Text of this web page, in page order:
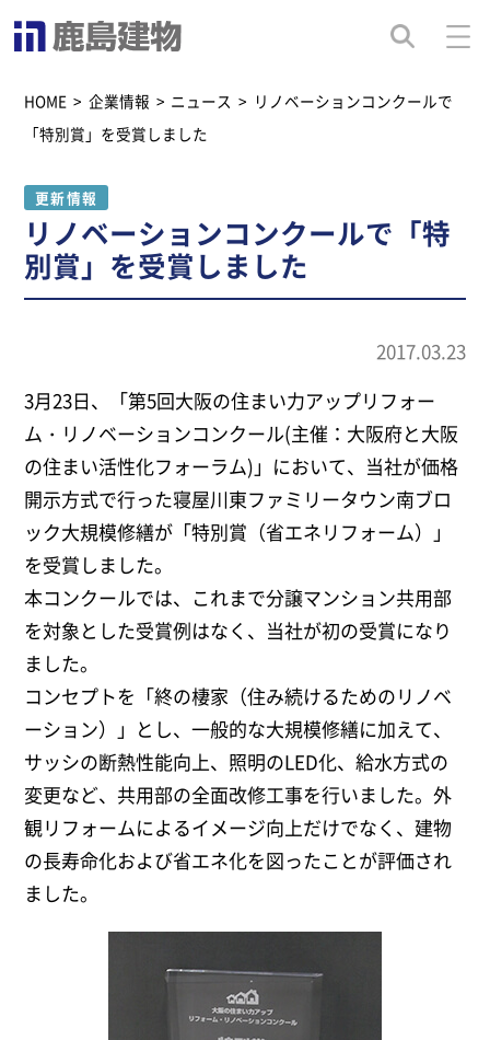
HOME > 企業情報 > ニュース > リノベーションコンクールで
「特別賞」を受賞しました
更新情報
リノベーションコンクールで「特
別賞」を受賞しました
2017.03.23
3月23日、「第5回大阪の住まい力アップリフォー
ム・リノベーションコンクール(主催：大阪府と大阪
の住まい活性化フォーラム)」において、当社が価格
開示方式で行った寝屋川東ファミリータウン南ブロ
ック大規模修繕が「特別賞（省エネリフォーム）」
を受賞しました。
本コンクールでは、これまで分譲マンション共用部
を対象とした受賞例はなく、当社が初の受賞になり
ました。
コンセプトを「終の棲家（住み続けるためのリノベ
ーション）」とし、一般的な大規模修繕に加えて、
サッシの断熱性能向上、照明のLED化、給水方式の
変更など、共用部の全面改修工事を行いました。外
観リフォームによるイメージ向上だけでなく、建物
の長寿命化および省エネ化を図ったことが評価され
ました。